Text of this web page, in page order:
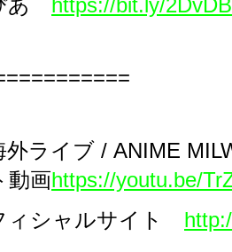
あ https://bit.ly/
外ライブ / ANIME
動画https://youtu.be/
シャルサイト